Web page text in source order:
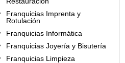
Franquicias Imprenta y
Rotulación
Franquicias Informática
Franquicias Joyería y Bisutería
Franquicias Limpieza